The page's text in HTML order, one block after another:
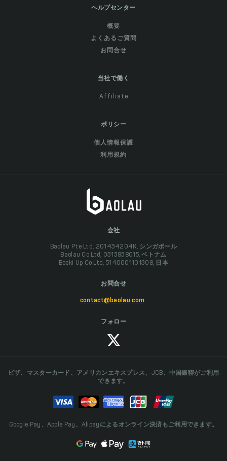
ヘルプセンター
概要
よくあるご質問
お問合せ
当社で働く
Affiliate
ポリシー
個人情報保護
利用規約
会社
Baolau Pte Ltd, 201434204K, シンガポール
Baolau Co Ltd, 0313838015, ベトナム
Boeki Up Co Ltd, 5140001101308, 日本
お問合せ
contact@baolau.com
フォロー
ビザ、マスターカード、アメリカンエキスプレス、JCB、中国銀聯がご利用
できます。
Google Pay、Apple Pay、Alipayによるオンライン決済もご利用できます。